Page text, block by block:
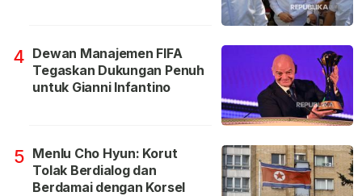
4 Dewan Manajemen FIFA
Tegaskan Dukungan Penuh
untuk Gianni Infantino
5 Menlu Cho Hyun: Korut
Tolak Berdialog dan
Berdamai dengan Korsel